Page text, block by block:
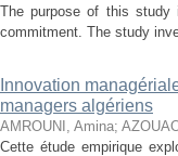
The purpose of this study
commitment. The study
Innovation
managers algériens
AMROUNI, Amina;
Cette étude empirique